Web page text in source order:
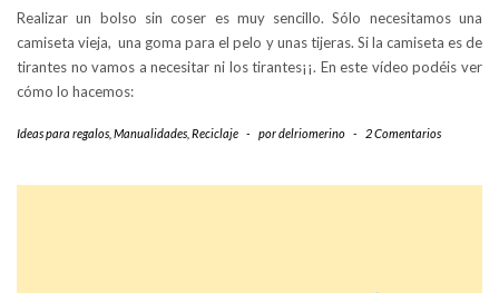
Realizar un bolso sin coser es muy sencillo. Sólo necesitamos una
camiseta vieja, una goma para el pelo y unas tijeras. Si la camiseta es de
tirantes no vamos a necesitar ni los tirantes¡¡. En este vídeo podéis ver
cómo lo hacemos:
Ideas para regalos Manualidades Reciclaje - pordelriomerino - 2 Comentarios